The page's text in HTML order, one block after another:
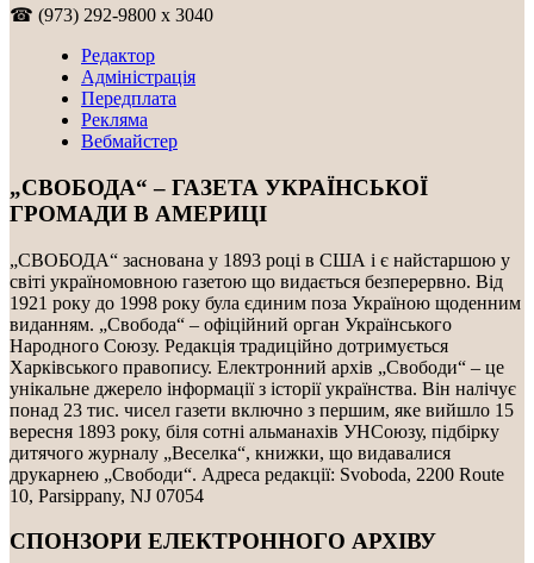
☎ (973) 292-9800 x 3040
Редактор
Адміністрація
Передплата
Рекляма
Вебмайстер
„СВОБОДА“ – ГАЗЕТА УКРАЇНСЬКОЇ
ГРОМАДИ В АМЕРИЦІ
„СВОБОДА“ заснована у 1893 році в США і є найстаршою у
світі україномовною газетою що видається безперервно. Від
1921 року до 1998 року була єдиним поза Україною щоденним
виданням. „Свобода“ – офіційний орган Українського
Народного Союзу. Редакція традиційно дотримується
Харківського правопису. Електронний архів „Свободи“ – це
унікальне джерело інформації з історії українства. Він налічує
понад 23 тис. чисел газети включно з першим, яке вийшло 15
вересня 1893 року, біля сотні альманахів УНСоюзу, підбірку
дитячого журналу „Веселка“, книжки, що видавалися
друкарнею „Свободи“. Адреса редакції: Svoboda, 2200 Route
10, Parsippany, NJ 07054
СПОНЗОРИ ЕЛЕКТРОННОГО АРХІВУ